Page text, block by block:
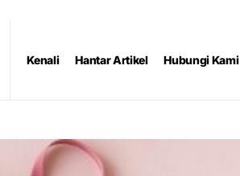
Kenali Hantar Artikel Hubungi Kami